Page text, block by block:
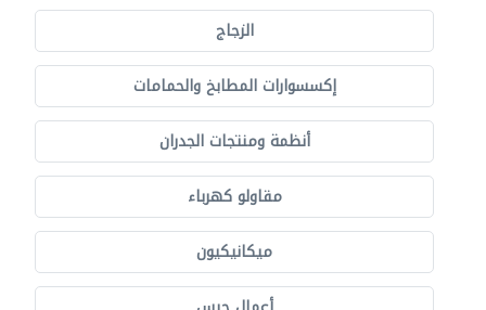
الزجاج
إكسسوارات المطابخ والحمامات
أنظمة ومنتجات الجدران
مقاولو كهرباء
ميكانيكيون